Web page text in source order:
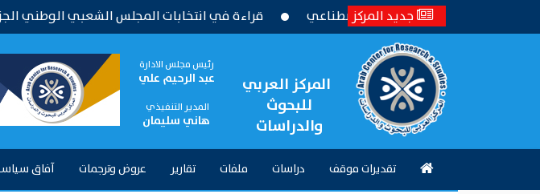
جديد المركز قراءة في انتخابات المجلس الشعبي الوطني الجزائري الذكاء الاصطناعي
المركز العربي
للبحوث
والدراسات
رئيس مجلس الادارة
عبد الرحيم علي
المدير التنفيذي
هاني سليمان
تقديرات موقف دراسات ملفات تقارير عروض وترجمات آفاق